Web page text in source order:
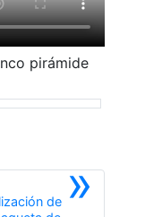
pirámide
»
de